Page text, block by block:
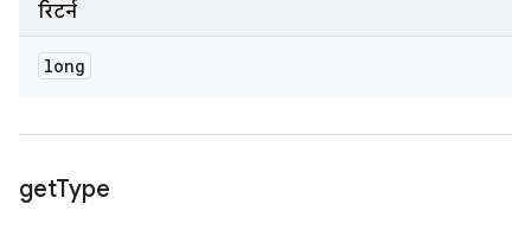
रिटर्न
long
getType